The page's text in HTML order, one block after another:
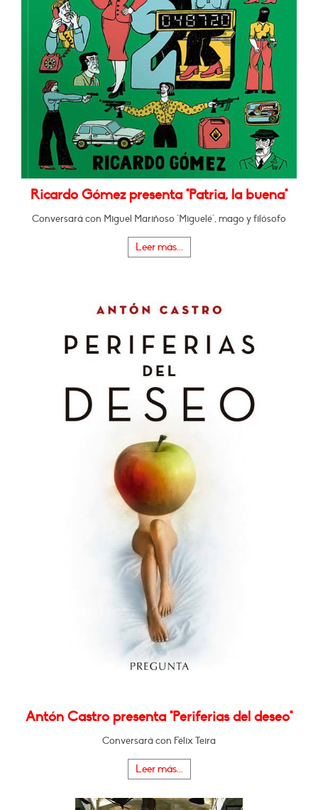
Ricardo Gómez presenta "Patria, la buena"
Conversará con Miguel Mariñoso "Miguelé", mago y filósofo
Leer más...
Antón Castro presenta "Periferias del deseo"
Conversará con Félix Teira
Leer más...